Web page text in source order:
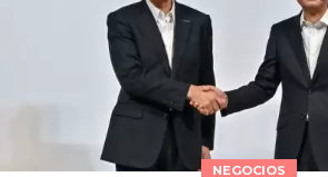
NEGOCIOS